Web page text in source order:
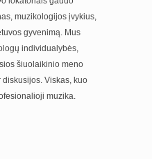
muzikologijos įvykius,
gyvenimą. Mus
individualybės,
šiuolaikinio meno
Viskas, kuo
muzika.